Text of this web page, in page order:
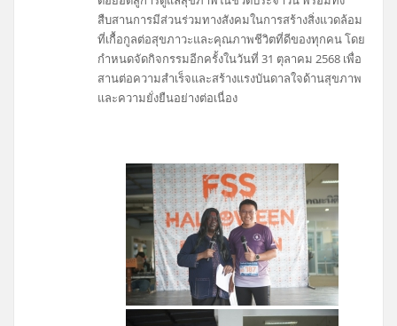
สืบสานการมีส่วนร่วมทางสังคมในการสร้างสิ่งแวดล้อม
ที่เกื้อกูลต่อสุขภาวะและคุณภาพชีวิตที่ดีของทุกคน โดย
กำหนดจัดกิจกรรมอีกครั้งในวันที่ 31 ตุลาคม 2568 เพื่อ
สานต่อความสำเร็จและสร้างแรงบันดาลใจด้านสุขภาพ
และความยั่งยืนอย่างต่อเนื่อง